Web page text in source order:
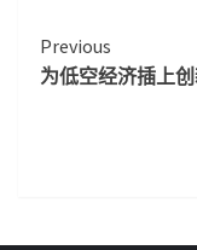
Continue
Reading
Previous
为低空经济插上